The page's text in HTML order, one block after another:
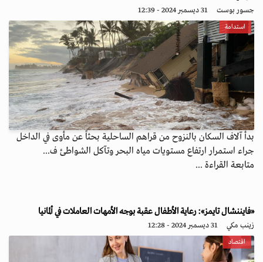
جسور بوست 31 ديسمبر 2024 - 12:39
استدامة
بدأ آلاف السكان بالنزوح من قراهم الساحلية بحثاً عن مأوى في الداخل
جراء استمرار ارتفاع مستويات مياه البحر وتآكل الشواطئ ف...
متابعة القراءة ...
«فايننشال تايمز»: رعاية الأطفال عقبة بوجه الأمهات العاملات في ألمانيا
زينب مكي 31 ديسمبر 2024 - 12:28
اقتصاد